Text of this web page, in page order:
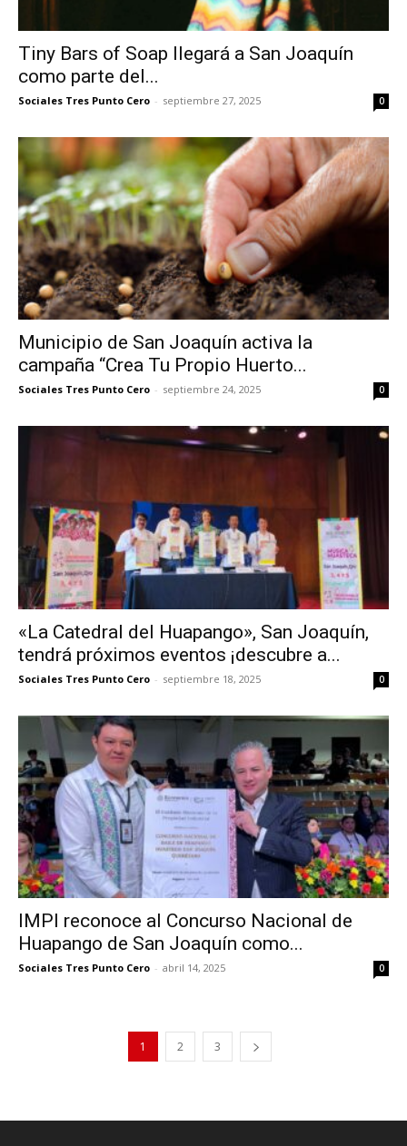
Tiny Bars of Soap llegará a San Joaquín
como parte del...
Sociales Tres Punto Cero - septiembre 27, 2025 0
Municipio de San Joaquín activa la
campaña “Crea Tu Propio Huerto...
Sociales Tres Punto Cero - septiembre 24, 2025 0
«La Catedral del Huapango», San Joaquín,
tendrá próximos eventos ¡descubre a...
Sociales Tres Punto Cero - septiembre 18, 2025 0
IMPI reconoce al Concurso Nacional de
Huapango de San Joaquín como...
Sociales Tres Punto Cero - abril 14, 2025 0
1 2 3